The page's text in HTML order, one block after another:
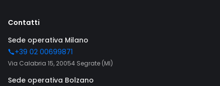
Contatti
Sede operativa Milano
+39 02 00699871
Via Calabria 15, 20054 Segrate (MI)
Sede operativa Bolzano